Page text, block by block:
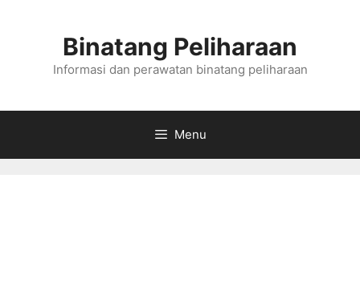
Binatang Peliharaan
Informasi dan perawatan binatang peliharaan
Menu